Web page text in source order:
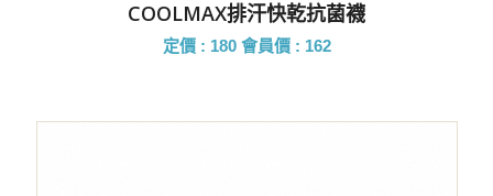
COOLMAX排汗快乾抗菌襪
定價 : 180 會員價 : 162